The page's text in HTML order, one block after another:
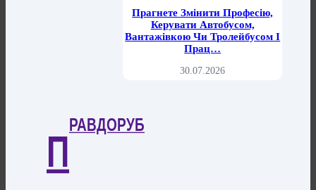
Прагнете Змінити Професію,
Керувати Автобусом,
Вантажівкою Чи Тролейбусом І
Прац…
30.07.2026
П
РАВДОРУБ